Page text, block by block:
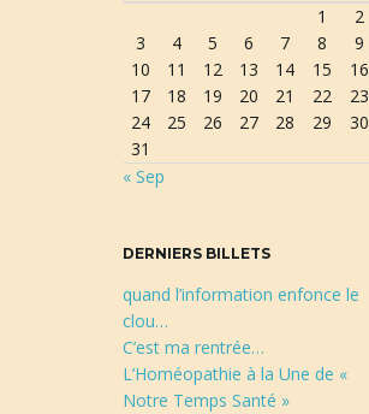
c
« Sep
1
2
3
4 5 6 7 8
9
10
11 12 13 14 15
16
17
18 19 20 21 22
23
24
25 26 27 28 29
30
31
DERNIERS BILLETS
quand l’information enfonce le
clou…
C’est ma rentrée…
L’Homéopathie à la Une de «
Notre Temps Santé »